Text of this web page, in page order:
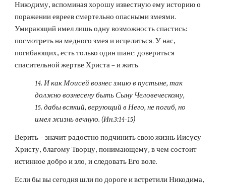
Никодиму, вспоминая хорошу известную ему историю о
поражении евреев смертельно опасными змеями.
Умирающий имел лишь одну возможность спастись:
посмотреть на медного змея и исцелиться. У нас,
погибающих, есть только один шанс: довериться
спасительной жертве Христа – и жить.
14. И как Моисей вознес змию в пустыне, так
должно вознесену быть Сыну Человеческому,
15. дабы всякий, верующий в Него, не погиб, но
имел жизнь вечную. (Ин.3:14-15)
Верить – значит радостно подчинить свою жизнь Иисусу
Христу, благому Творцу, понимающему, в чем состоит
истинное добро и зло, и следовать Его воле.
Если бы вы сегодня шли по дороге и встретили Никодима,